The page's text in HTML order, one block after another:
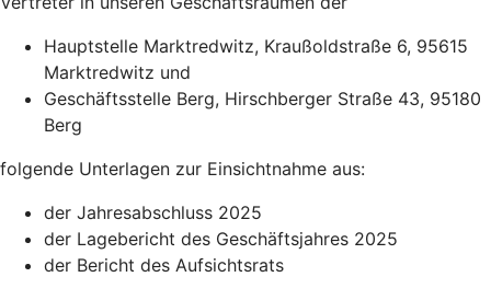
Hauptstelle Marktredwitz, Kraußoldstraße 6, 95615
Marktredwitz und
Geschäftsstelle Berg, Hirschberger Straße 43, 95180
Berg
folgende Unterlagen zur Einsichtnahme aus:
der Jahresabschluss 2025
der Lagebericht des Geschäftsjahres 2025
der Bericht des Aufsichtsrats